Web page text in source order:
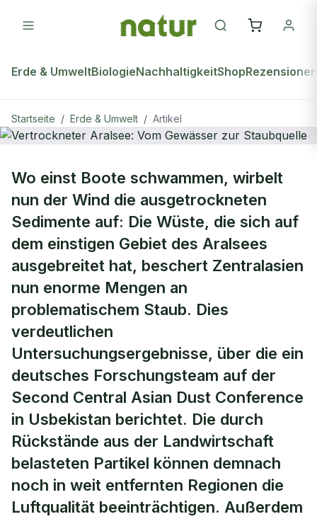
Erde & UmweltBiologieNachhaltigkeitShopRezensionen
Startseite / Erde & Umwelt / Artikel
Vertrockneter Aralsee: Vom
Gewässer zur Staubquelle
Wo einst Boote schwammen, wirbelt
nun der Wind die ausgetrockneten
Sedimente auf: Die Wüste, die sich auf
dem einstigen Gebiet des Aralsees
ausgebreitet hat, beschert Zentralasien
nun enorme Mengen an
problematischem Staub. Dies
verdeutlichen
Untersuchungsergebnisse, über die ein
deutsches Forschungsteam auf der
Second Central Asian Dust Conference
in Usbekistan berichtet. Die durch
Rückstände aus der Landwirtschaft
belasteten Partikel können demnach
noch in weit entfernten Regionen die
Luftqualität beeinträchtigen. Außerdem